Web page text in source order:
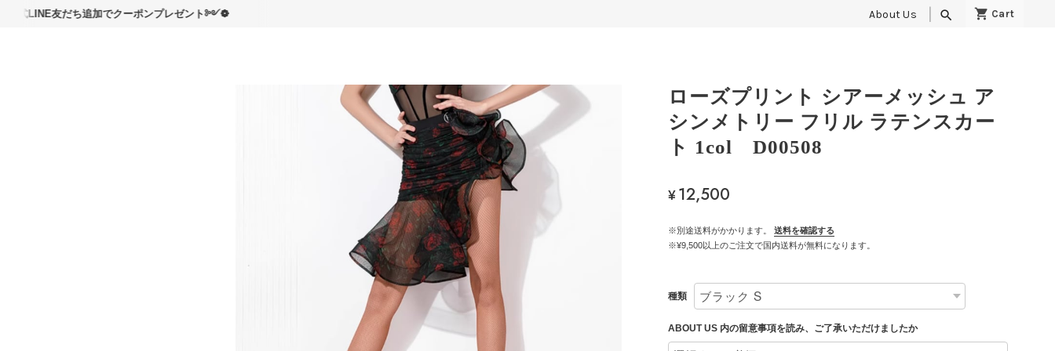
読んで
だち追加でクーポンプレゼント༻❁ About Us search
ローズプリント シアーメッシュ ア
シンメトリー フリル ラテンスカー
ト 1col D00508
¥12,500
※別途送料がかかります。
送料を確認する
※¥9,500以上のご注文で国内送料が無料になります。
種類
ABOUT US 内の留意事項を読み、ご了承いただけましたか